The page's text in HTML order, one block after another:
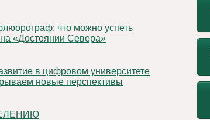
«Достоянии Севера»
новые перспективы